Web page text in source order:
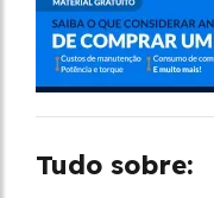
Tudo sobre: